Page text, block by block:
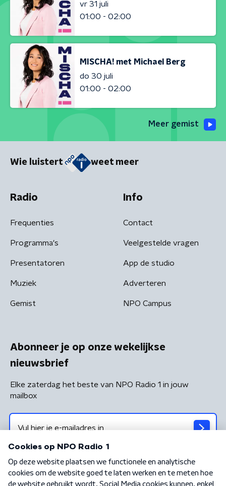
vr 31 juli
01:00 - 02:00
MISCHA! met Michael Berg
do 30 juli
01:00 - 02:00
Meer gemist
Wie luistert weet meer
Radio
Frequenties
Programma's
Presentatoren
Muziek
Gemist
Info
Contact
Veelgestelde vragen
App de studio
Adverteren
NPO Campus
Abonneer je op onze wekelijkse
nieuwsbrief
Elke zaterdag het beste van NPO Radio 1 in jouw
mailbox